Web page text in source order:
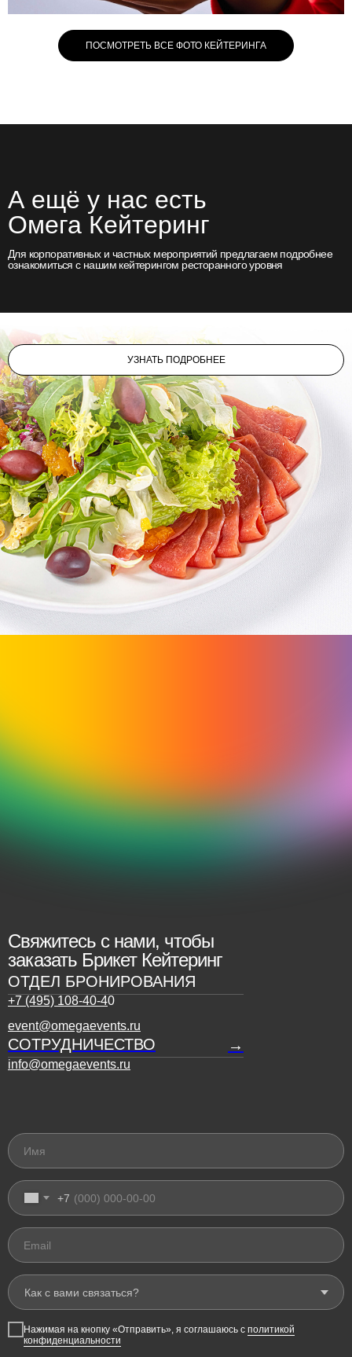
ПОСМОТРЕТЬ ВСЕ ФОТО КЕЙТЕРИНГА
А ещё у нас есть
Омега Кейтеринг
Для корпоративных и частных мероприятий предлагаем подробнее
ознакомиться с нашим кейтерингом ресторанного уровня
УЗНАТЬ ПОДРОБНЕЕ
Свяжитесь с нами, чтобы
заказать Брикет Кейтеринг
ОТДЕЛ БРОНИРОВАНИЯ
+7 (495) 108-40-40
event@omegaevents.ru
СОТРУДНИЧЕСТВО →
info@omegaevents.ru
Имя
+7
Email
Нажимая на кнопку «Отправить», я cоглашаюсь с политикой
конфиденциальности
ИНН/КПП - 9707041953/770701001,
ОГРН - 1257700008170,
Банк ПАО «СБЕРБАНК»,
Расчетный счет - 40702810738710000931,
Кор. счет - 30101810400000000225,
БИК - 044525225
© Все права защищены, 2026
Политика конфиденциальности
Разработка сайта